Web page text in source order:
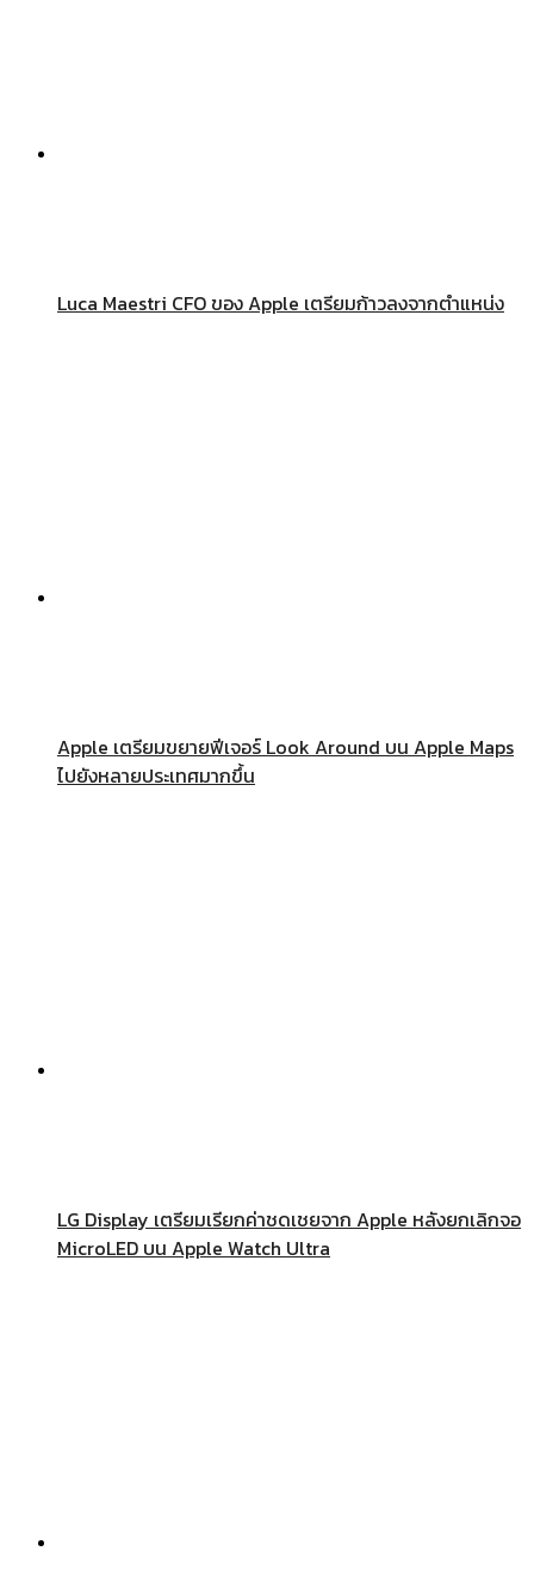
Luca Maestri CFO ของ Apple เตรียมก้าวลงจากตำแหน่ง
Apple เตรียมขยายฟีเจอร์ Look Around บน Apple Maps
ไปยังหลายประเทศมากขึ้น
LG Display เตรียมเรียกค่าชดเชยจาก Apple หลังยกเลิกจอ
MicroLED บน Apple Watch Ultra